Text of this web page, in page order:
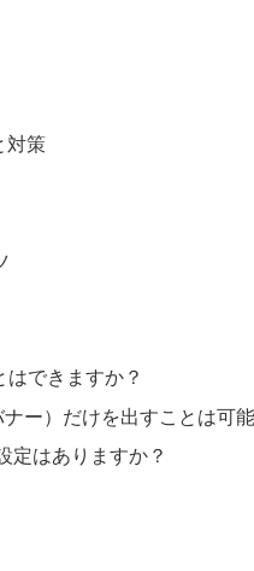
対策
できますか？
ー）だけを出すことは可
定はありますか？